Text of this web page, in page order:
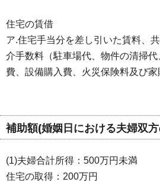
住宅の賃借
ア.住宅手当分を差し引いた賃料、
介手数料（駐車場代、物件の清掃
費、設備購入費、火災保険料及び家
補助額(婚姻日における夫婦双
(1)夫婦合計所得：500万円未満
住宅の取得：200万円